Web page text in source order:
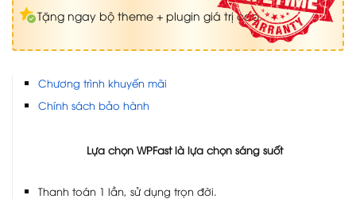
Tặng ngay bộ theme + plugin giá trị cao.
Chương trình khuyến mãi
Chính sách bảo hành
Lựa chọn WPFast là lựa chọn sáng suốt
Thanh toán 1 lần, sử dụng trọn đời.